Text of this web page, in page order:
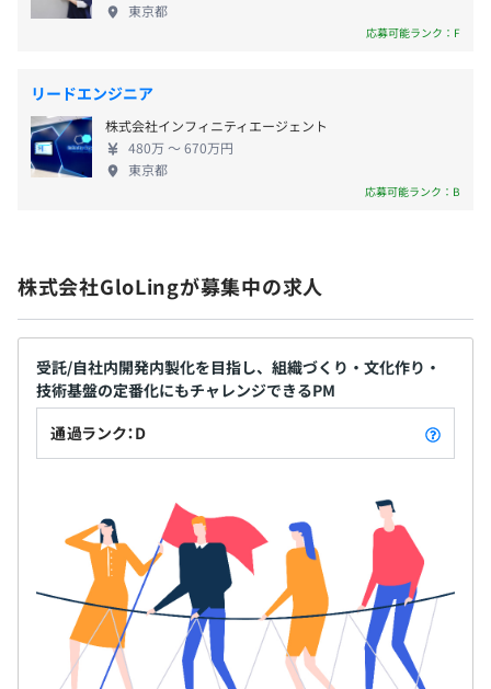
率の3点で評価をおこないます。
20～40代のメンバーを中心に活躍しています。
・介護休暇
交通費（全額支給）
賞与：年2回
昇給：年1回（4月〜6月）
社会保険完備（健康保険・厚生年金加入・雇用保険・労災
有期雇用
東京都
応募可能ランク：F
リードエンジニア
株式会社インフィニティエージェント
480万 〜 670万円
東京都
応募可能ランク：B
株式会社GloLingが募集中の求人
受託/自社内開発内製化を目指し、組織づくり・文化作り・
技術基盤の定番化にもチャレンジできるPM
通過ランク：D